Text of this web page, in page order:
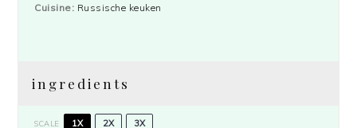
Cuisine: Russische keuken
ingredients
SCALE 1X 2X 3X